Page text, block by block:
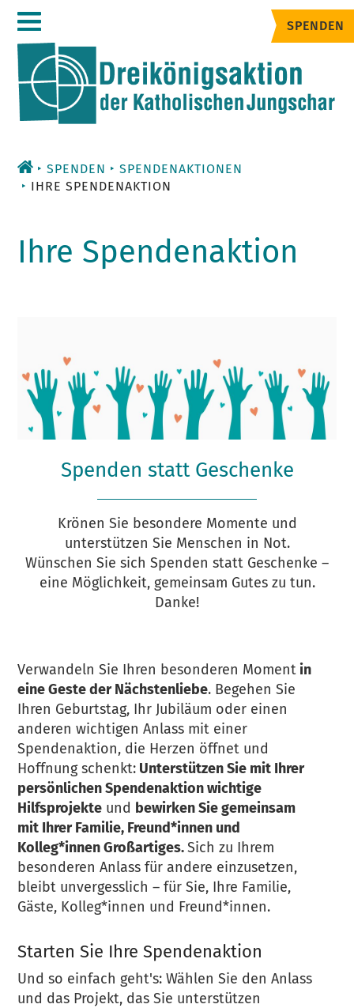
Zum
Inhalt
SPENDEN
SPENDEN
SPENDENAKTIONEN
IHRE SPENDENAKTION
Ihre Spendenaktion
Spenden statt Geschenke
Krönen Sie besondere Momente und
unterstützen Sie Menschen in Not.
Wünschen Sie sich Spenden statt Geschenke –
eine Möglichkeit, gemeinsam Gutes zu tun.
Danke!
Verwandeln Sie Ihren besonderen Moment in
eine Geste der Nächstenliebe. Begehen Sie
Ihren Geburtstag, Ihr Jubiläum oder einen
anderen wichtigen Anlass mit einer
Spendenaktion, die Herzen öffnet und
Hoffnung schenkt: Unterstützen Sie mit Ihrer
persönlichen Spendenaktion wichtige
Hilfsprojekte und bewirken Sie gemeinsam
mit Ihrer Familie, Freund*innen und
Kolleg*innen Großartiges.Sich zu Ihrem
besonderen Anlass für andere einzusetzen,
bleibt unvergesslich – für Sie, Ihre Familie,
Gäste, Kolleg*innen und Freund*innen.
Starten Sie Ihre Spendenaktion
Und so einfach geht's: Wählen Sie den Anlass
und das Projekt, das Sie unterstützen